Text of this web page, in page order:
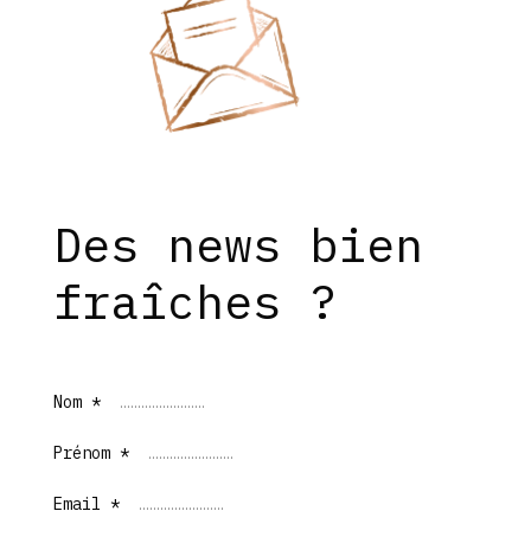
Des news bien
fraîches ?
Nom *
Prénom *
Email *